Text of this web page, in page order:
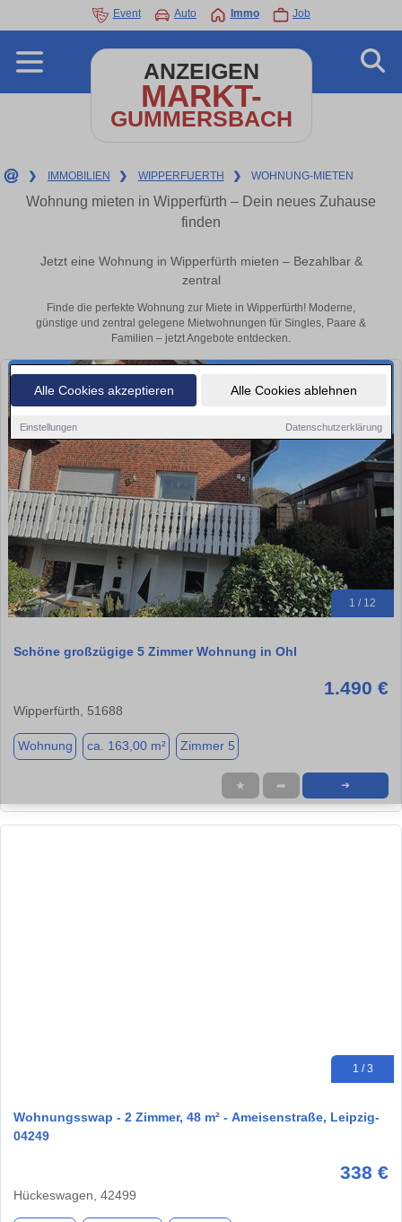
Alle Cookies akzeptieren Alle Cookies ablehnen
Einstellungen Datenschutzerklärung
Event Auto Immo Job
ANZEIGEN
MARKT-
GUMMERSBACH
❯ IMMOBILIEN ❯ WIPPERFUERTH ❯ WOHNUNG-MIETEN
Wohnung mieten in Wipperfürth – Dein neues Zuhause
finden
Jetzt eine Wohnung in Wipperfürth mieten – Bezahlbar &
zentral
Finde die perfekte Wohnung zur Miete in Wipperfürth! Moderne,
günstige und zentral gelegene Mietwohnungen für Singles, Paare &
Familien – jetzt Angebote entdecken.
1 / 12
Schöne großzügige 5 Zimmer Wohnung in Ohl
1.490 €
Wipperfürth, 51688
Wohnung ca. 163,00 m² Zimmer 5
★ ➦ ➜
1 / 3
Wohnungsswap - 2 Zimmer, 48 m² - Ameisenstraße, Leipzig-
04249
338 €
Hückeswagen, 42499